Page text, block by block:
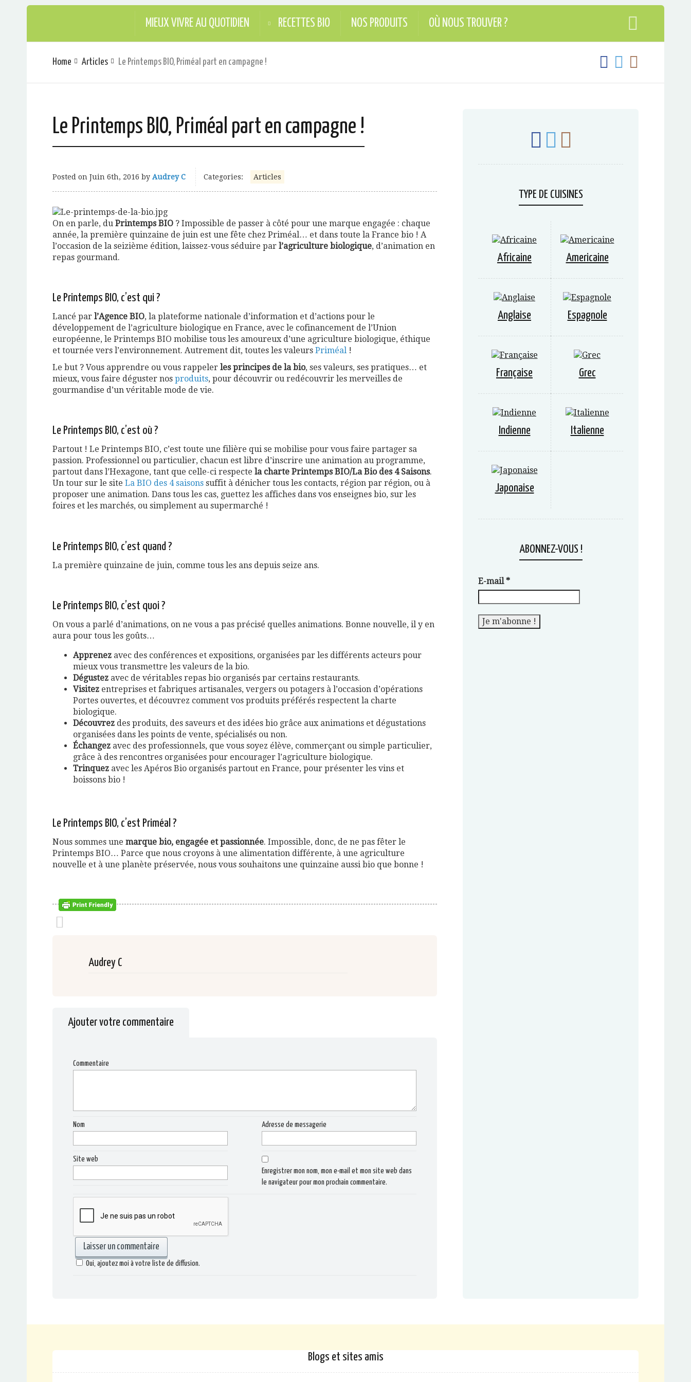
MIEUX VIVRE AU QUOTIDIEN RECETTES BIO NOS PRODUITS OÙ NOUS TROUVER ?
Home Articles Le Printemps BIO, Priméal part en campagne !
Le Printemps BIO, Priméal part en campagne !
Posted on Juin 6th, 2016 by Audrey C Categories: Articles
On en parle, du Printemps BIO ? Impossible de passer à côté pour une marque engagée : chaque
année, la première quinzaine de juin est une fête chez Priméal… et dans toute la France bio ! A
l’occasion de la seizième édition, laissez-vous séduire par l’agriculture biologique, d’animation en
repas gourmand.
Le Printemps BIO, c’est qui ?
Lancé par l’Agence BIO, la plateforme nationale d’information et d’actions pour le
développement de l’agriculture biologique en France, avec le cofinancement de l’Union
européenne, le Printemps BIO mobilise tous les amoureux d’une agriculture biologique, éthique
et tournée vers l’environnement. Autrement dit, toutes les valeurs Priméal !
Le but ? Vous apprendre ou vous rappeler les principes de la bio, ses valeurs, ses pratiques… et
mieux, vous faire déguster nos produits, pour découvrir ou redécouvrir les merveilles de
gourmandise d’un véritable mode de vie.
Le Printemps BIO, c’est où ?
Partout ! Le Printemps BIO, c’est toute une filière qui se mobilise pour vous faire partager sa
passion. Professionnel ou particulier, chacun est libre d’inscrire une animation au programme,
partout dans l’Hexagone, tant que celle-ci respecte la charte Printemps BIO/La Bio des 4 Saisons.
Un tour sur le site La BIO des 4 saisons suffit à dénicher tous les contacts, région par région, ou à
proposer une animation. Dans tous les cas, guettez les affiches dans vos enseignes bio, sur les
foires et les marchés, ou simplement au supermarché !
Le Printemps BIO, c’est quand ?
La première quinzaine de juin, comme tous les ans depuis seize ans.
Le Printemps BIO, c’est quoi ?
On vous a parlé d’animations, on ne vous a pas précisé quelles animations. Bonne nouvelle, il y en
aura pour tous les goûts…
Apprenez avec des conférences et expositions, organisées par les différents acteurs pour
mieux vous transmettre les valeurs de la bio.
Dégustez avec de véritables repas bio organisés par certains restaurants.
Visitez entreprises et fabriques artisanales, vergers ou potagers à l’occasion d’opérations
Portes ouvertes, et découvrez comment vos produits préférés respectent la charte
biologique.
Découvrez des produits, des saveurs et des idées bio grâce aux animations et dégustations
organisées dans les points de vente, spécialisés ou non.
Échangez avec des professionnels, que vous soyez élève, commerçant ou simple particulier,
grâce à des rencontres organisées pour encourager l’agriculture biologique.
Trinquez avec les Apéros Bio organisés partout en France, pour présenter les vins et
boissons bio !
Le Printemps BIO, c’est Priméal ?
Nous sommes une marque bio, engagée et passionnée. Impossible, donc, de ne pas fêter le
Printemps BIO… Parce que nous croyons à une alimentation différente, à une agriculture
nouvelle et à une planète préservée, nous vous souhaitons une quinzaine aussi bio que bonne !
Audrey C
Ajouter votre commentaire
Commentaire
Nom Adresse de messagerie
Site web
Enregistrer mon nom, mon e-mail et mon site web dans
le navigateur pour mon prochain commentaire.
Oui, ajoutez moi à votre liste de diffusion.
TYPE DE CUISINES
Africaine Americaine
Anglaise Espagnole
Française Grec
Indienne Italienne
Japonaise
ABONNEZ-VOUS !
E-mail*
Blogs et sites amis